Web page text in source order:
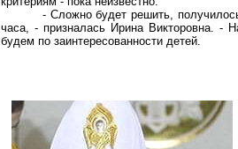
- Сложно будет решить,
часа, - призналась Ирина Викторовна. -
будем по заинтересованности детей.